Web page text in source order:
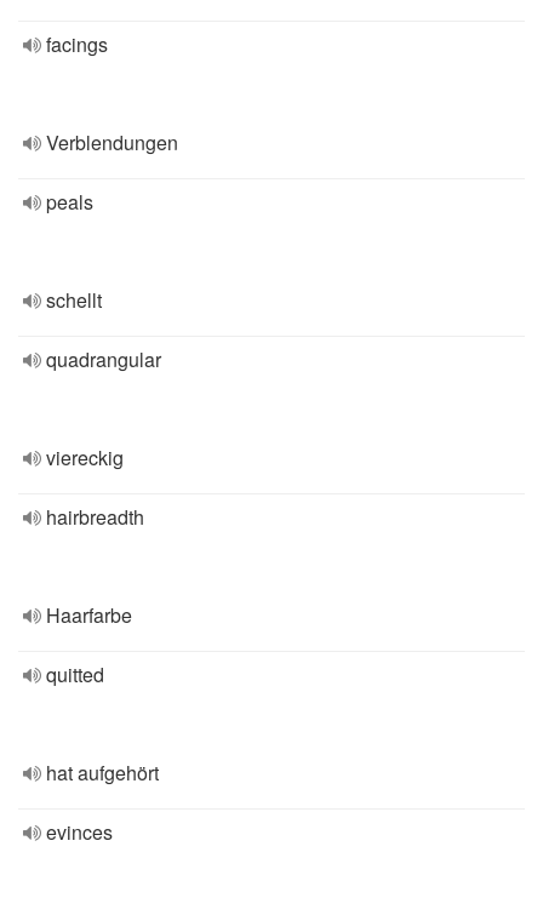
facings
Verblendungen
peals
schellt
quadrangular
viereckig
hairbreadth
Haarfarbe
quitted
hat aufgehört
evinces